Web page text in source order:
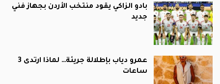
بادو الزاكي يقود منتخب الأردن بجهاز فني
جديد
عمرو دياب بإطلالة جريئة… لماذا ارتدى 3
ساعات